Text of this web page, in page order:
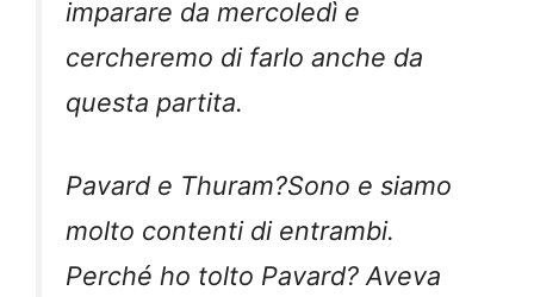
imparare da mercoledì e
cercheremo di farlo anche da
questa partita.
Pavard e Thuram?Sono e siamo
molto contenti di entrambi.
Perché ho tolto Pavard? Aveva